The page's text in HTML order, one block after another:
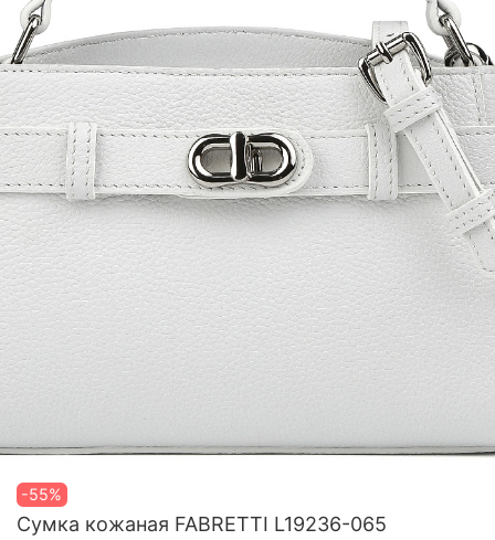
-55%
Сумка кожаная FABRETTI L19236-065